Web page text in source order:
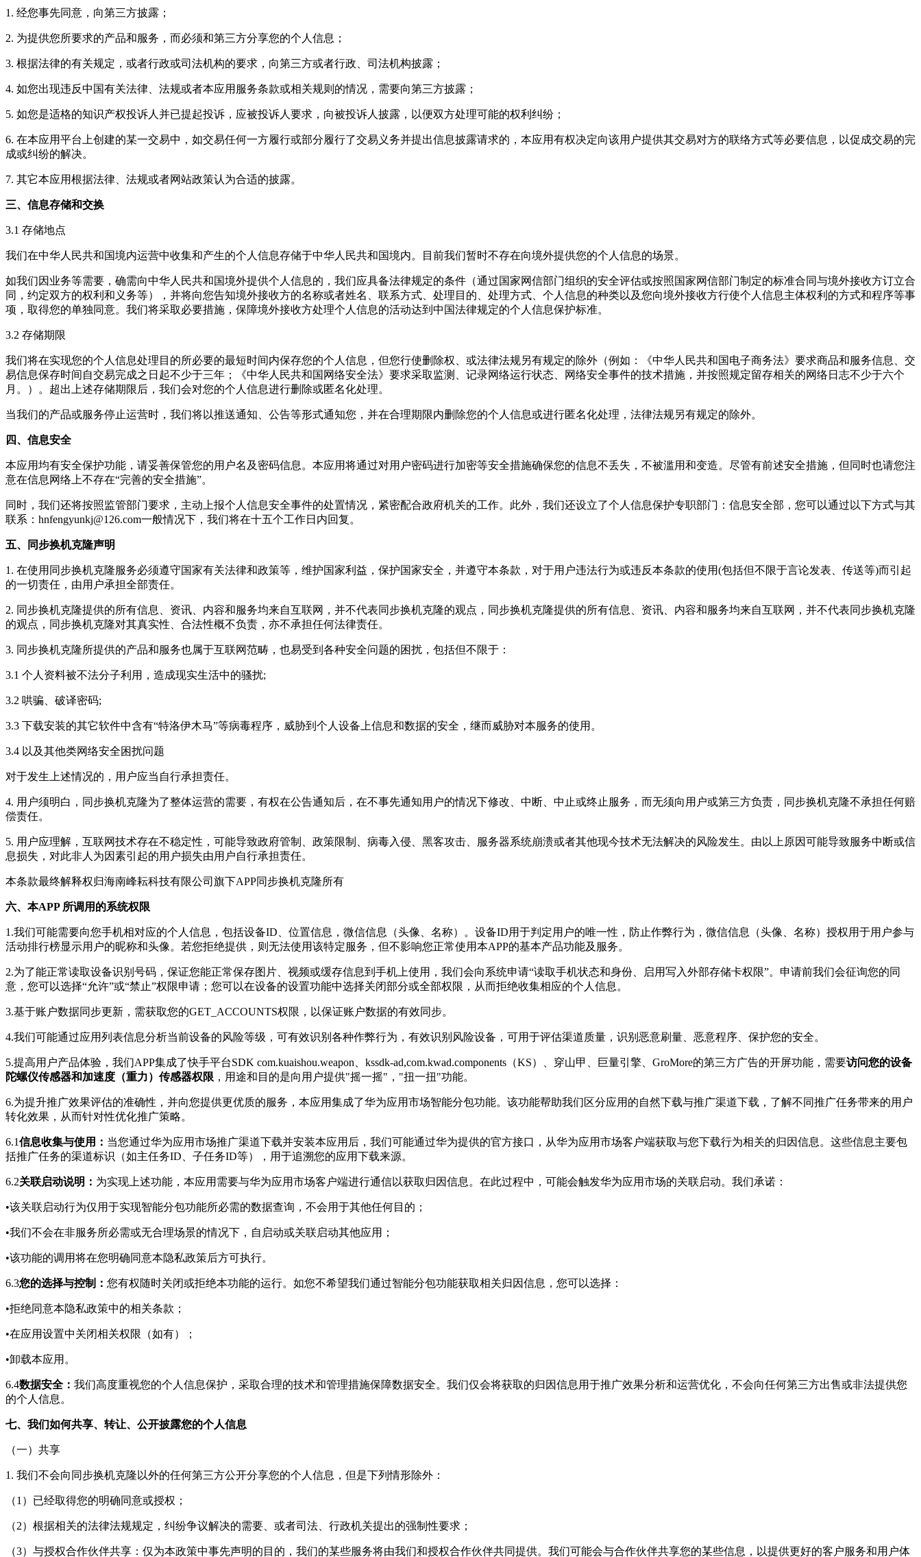
1. 经您事先同意，向第三方披露；
2. 为提供您所要求的产品和服务，而必须和第三方分享您的个人信息；
3. 根据法律的有关规定，或者行政或司法机构的要求，向第三方或者行政、司法机构披露；
4. 如您出现违反中国有关法律、法规或者本应用服务条款或相关规则的情况，需要向第三方披露；
5. 如您是适格的知识产权投诉人并已提起投诉，应被投诉人要求，向被投诉人披露，以便双方处理可能的权利纠纷；
6. 在本应用平台上创建的某一交易中，如交易任何一方履行或部分履行了交易义务并提出信息披露请求的，本应用有权决定向该用户提供其交易对方的联络方式等必要信息，以促成交易的完
成或纠纷的解决。
7. 其它本应用根据法律、法规或者网站政策认为合适的披露。
三、信息存储和交换
3.1 存储地点
我们在中华人民共和国境内运营中收集和产生的个人信息存储于中华人民共和国境内。目前我们暂时不存在向境外提供您的个人信息的场景。
如我们因业务等需要，确需向中华人民共和国境外提供个人信息的，我们应具备法律规定的条件（通过国家网信部门组织的安全评估或按照国家网信部门制定的标准合同与境外接收方订立合
同，约定双方的权利和义务等），并将向您告知境外接收方的名称或者姓名、联系方式、处理目的、处理方式、个人信息的种类以及您向境外接收方行使个人信息主体权利的方式和程序等事
项，取得您的单独同意。我们将采取必要措施，保障境外接收方处理个人信息的活动达到中国法律规定的个人信息保护标准。
3.2 存储期限
我们将在实现您的个人信息处理目的所必要的最短时间内保存您的个人信息，但您行使删除权、或法律法规另有规定的除外（例如：《中华人民共和国电子商务法》要求商品和服务信息、交
易信息保存时间自交易完成之日起不少于三年；《中华人民共和国网络安全法》要求采取监测、记录网络运行状态、网络安全事件的技术措施，并按照规定留存相关的网络日志不少于六个
月。）。超出上述存储期限后，我们会对您的个人信息进行删除或匿名化处理。
当我们的产品或服务停止运营时，我们将以推送通知、公告等形式通知您，并在合理期限内删除您的个人信息或进行匿名化处理，法律法规另有规定的除外。
四、信息安全
本应用均有安全保护功能，请妥善保管您的用户名及密码信息。本应用将通过对用户密码进行加密等安全措施确保您的信息不丢失，不被滥用和变造。尽管有前述安全措施，但同时也请您注
意在信息网络上不存在“完善的安全措施”。
同时，我们还将按照监管部门要求，主动上报个人信息安全事件的处置情况，紧密配合政府机关的工作。此外，我们还设立了个人信息保护专职部门：信息安全部，您可以通过以下方式与其
联系： hnfengyunkj@126.com一般情况下，我们将在十五个工作日内回复。
五、同步换机克隆声明
1. 在使用 同步换机克隆服务必须遵守国家有关法律和政策等，维护国家利益，保护国家安全，并遵守本条款，对于用户违法行为或违反本条款的使用(包括但不限于言论发表、传送等)而引起
的一切责任，由用户承担全部责任。
2. 同步换机克隆提供的所有信息、资讯、内容和服务均来自互联网，并不代表同步换机克隆的观点， 同步换机克隆提供的所有信息、资讯、内容和服务均来自互联网，并不代表同步换机克隆
的观点， 同步换机克隆对其真实性、合法性概不负责，亦不承担任何法律责任。
3. 同步换机克隆所提供的产品和服务也属于互联网范畴，也易受到各种安全问题的困扰，包括但不限于：
3.1 个人资料被不法分子利用，造成现实生活中的骚扰;
3.2 哄骗、破译密码;
3.3 下载安装的其它软件中含有“特洛伊木马”等病毒程序，威胁到个人设备上信息和数据的安全，继而威胁对本服务的使用。
3.4 以及其他类网络安全困扰问题
对于发生上述情况的，用户应当自行承担责任。
4. 用户须明白， 同步换机克隆为了整体运营的需要，有权在公告通知后，在不事先通知用户的情况下修改、中断、中止或终止服务，而无须向用户或第三方负责， 同步换机克隆不承担任何赔
偿责任。
5. 用户应理解，互联网技术存在不稳定性，可能导致政府管制、政策限制、病毒入侵、黑客攻击、服务器系统崩溃或者其他现今技术无法解决的风险发生。由以上原因可能导致服务中断或信
息损失，对此非人为因素引起的用户损失由用户自行承担责任。
本条款最终解释权归海南峰耘科技有限公司 旗下APP同步换机克隆所有
六、本APP 所调用的系统权限
1.我们可能需要向您手机相对应的个人信息，包括设备ID、位置信息，微信信息（头像、名称）。设备ID用于判定用户的唯一性，防止作弊行为，微信信息（头像、名称）授权用于用户参与
活动排行榜显示用户的昵称和头像。若您拒绝提供，则无法使用该特定服务，但不影响您正常使用本APP的基本产品功能及服务。
2.为了能正常读取设备识别号码，保证您能正常保存图片、视频或缓存信息到手机上使用，我们会向系统申请“读取手机状态和身份、启用写入外部存储卡权限”。申请前我们会征询您的同
意，您可以选择“允许”或“禁止”权限申请；您可以在设备的设置功能中选择关闭部分或全部权限，从而拒绝收集相应的个人信息。
3.基于账户数据同步更新，需获取您的GET_ACCOUNTS权限，以保证账户数据的有效同步。
4.我们可能通过应用列表信息分析当前设备的风险等级，可有效识别各种作弊行为，有效识别风险设备，可用于评估渠道质量，识别恶意刷量、恶意程序、保护您的安全。
5.提高用户产品体验，我们APP集成了快手平台SDK com.kuaishou.weapon、kssdk-ad,com.kwad.components（KS）、穿山甲、巨量引擎、GroMore的第三方广告的开屏功能，需要访问您的设备
陀螺仪传感器和加速度（重力）传感器权限 ，用途和目的是向用户提供"摇一摇"，"扭一扭"功能。
6.为提升推广效果评估的准确性，并向您提供更优质的服务，本应用集成了华为应用市场智能分包功能。该功能帮助我们区分应用的自然下载与推广渠道下载，了解不同推广任务带来的用户
转化效果，从而针对性优化推广策略。
6.1信息收集与使用： 当您通过华为应用市场推广渠道下载并安装本应用后，我们可能通过华为提供的官方接口，从华为应用市场客户端获取与您下载行为相关的归因信息。这些信息主要包
括推广任务的渠道标识（如主任务ID、子任务ID等），用于追溯您的应用下载来源。
6.2关联启动说明： 为实现上述功能，本应用需要与华为应用市场客户端进行通信以获取归因信息。在此过程中，可能会触发华为应用市场的关联启动。我们承诺：
•该关联启动行为仅用于实现智能分包功能所必需的数据查询，不会用于其他任何目的；
•我们不会在非服务所必需或无合理场景的情况下，自启动或关联启动其他应用；
•该功能的调用将在您明确同意本隐私政策后方可执行。
6.3您的选择与控制： 您有权随时关闭或拒绝本功能的运行。如您不希望我们通过智能分包功能获取相关归因信息，您可以选择：
•拒绝同意本隐私政策中的相关条款；
•在应用设置中关闭相关权限（如有）；
•卸载本应用。
6.4数据安全： 我们高度重视您的个人信息保护，采取合理的技术和管理措施保障数据安全。我们仅会将获取的归因信息用于推广效果分析和运营优化，不会向任何第三方出售或非法提供您
的个人信息。
七、我们如何共享、转让、公开披露您的个人信息
（一）共享
1. 我们不会向 同步换机克隆 以外的任何第三方公开分享您的个人信息，但是下列情形除外：
（1）已经取得您的明确同意或授权；
（2）根据相关的法律法规规定，纠纷争议解决的需要、或者司法、行政机关提出的强制性要求；
（3）与授权合作伙伴共享：仅为本政策中事先声明的目的，我们的某些服务将由我们和授权合作伙伴共同提供。我们可能会与合作伙伴共享您的某些信息，以提供更好的客户服务和用户体